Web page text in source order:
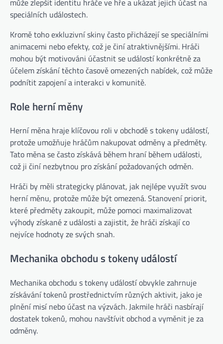
může zlepšit identitu hráče ve hře a ukázat jejich účast na
speciálních událostech.
Kromě toho exkluzivní skiny často přicházejí se speciálními
animacemi nebo efekty, což je činí atraktivnějšími. Hráči
mohou být motivováni účastnit se událostí konkrétně za
účelem získání těchto časově omezených nabídek, což může
podnítit zapojení a interakci v komunitě.
Role herní měny
Herní měna hraje klíčovou roli v obchodě s tokeny událostí,
protože umožňuje hráčům nakupovat odměny a předměty.
Tato měna se často získává během hraní během události,
což ji činí nezbytnou pro získání požadovaných odměn.
Hráči by měli strategicky plánovat, jak nejlépe využít svou
herní měnu, protože může být omezená. Stanovení priorit,
které předměty zakoupit, může pomoci maximalizovat
výhody získané z události a zajistit, že hráči získají co
nejvíce hodnoty ze svých snah.
Mechanika obchodu s tokeny událostí
Mechanika obchodu s tokeny událostí obvykle zahrnuje
získávání tokenů prostřednictvím různých aktivit, jako je
plnění misí nebo účast na výzvách. Jakmile hráči nasbírají
dostatek tokenů, mohou navštívit obchod a vyměnit je za
odměny.